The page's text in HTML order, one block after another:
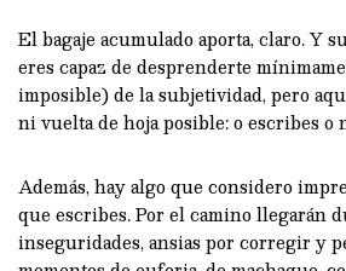
El bagaje acumulado aporta, claro. Y
eres capaz de desprenderte
imposible) de la subjetividad, pero
ni vuelta de hoja posible: o escribes o
Además, hay algo que considero
que escribes. Por el camino llegarán
inseguridades, ansias por corregir y